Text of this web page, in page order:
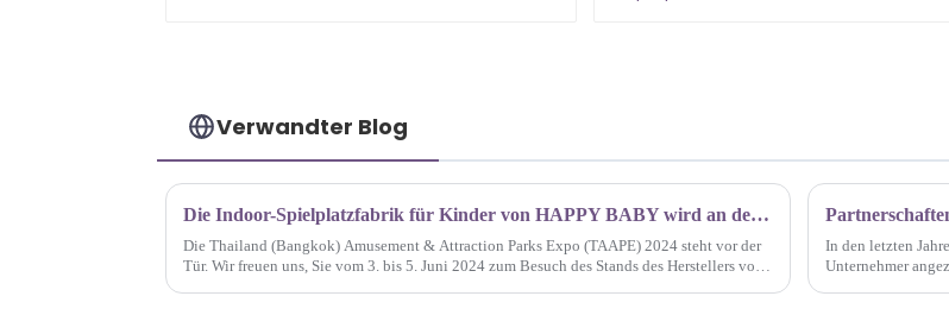
Verwandter Blog
Die Indoor-Spielplatzfabrik für Kinder von HAPPY BABY wird an der TAAPE 2024 teilnehmen
Die Thailand (Bangkok) Amusement & Attraction Parks Expo (TAAPE) 2024 steht vor der
Tür. Wir freuen uns, Sie vom 3. bis 5. Juni 2024 zum Besuch des Stands des Herstellers von
In den letzten
Unternehmer